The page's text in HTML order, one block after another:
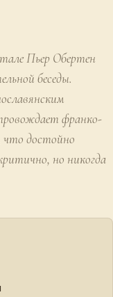
Пьер Обертен
беседы.
франко-
что достойно
но никогда